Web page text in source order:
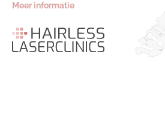
Meer informatie